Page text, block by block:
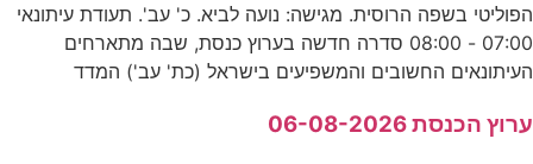
הפוליטי בשפה הרוסית. מגישה: נועה לביא. כ' עב'. תעודת עיתונאי
07:00 - 08:00 סדרה חדשה בערוץ כנסת, שבה מתארחים
העיתונאים החשובים והמשפיעים בישראל (כת' עב') המדד
ערוץ הכנסת 06-08-2026